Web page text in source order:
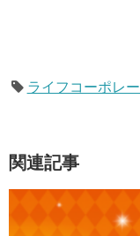
ライフコーポレ
関連記事